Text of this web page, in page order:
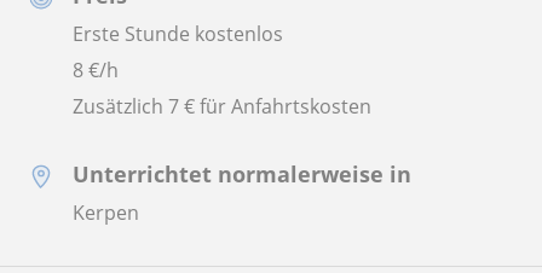
Erste Stunde kostenlos
8€/h
Zusätzlich 7 € für Anfahrtskosten
Unterrichtet normalerweise in
Kerpen